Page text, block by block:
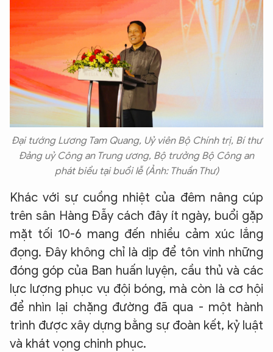
Đại tướng Lương Tam Quang, Uỷ viên Bộ Chính trị, Bí thư
Đảng uỷ Công an Trung ương, Bộ trưởng Bộ Công an
phát biểu tại buổi lễ (Ảnh: Thuần Thư)
Khác với sự cuồng nhiệt của đêm nâng cúp
trên sân Hàng Đẫy cách đây ít ngày, buổi gặp
mặt tối 10-6 mang đến nhiều cảm xúc lắng
đọng. Đây không chỉ là dịp để tôn vinh những
đóng góp của Ban huấn luyện, cầu thủ và các
lực lượng phục vụ đội bóng, mà còn là cơ hội
để nhìn lại chặng đường đã qua - một hành
trình được xây dựng bằng sự đoàn kết, kỷ luật
và khát vọng chinh phục.